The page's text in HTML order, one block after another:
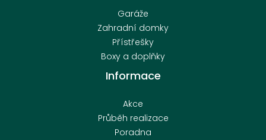
Garáže
Zahradní domky
Přístřešky
Boxy a doplňky
Informace
Akce
Průběh realizace
Poradna